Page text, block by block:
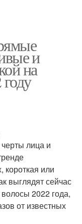
и
на
лица и
короткая или
выглядят сейчас
2022 года,
от известных